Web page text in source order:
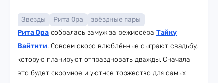
Звезды Рита Ора
звёздные пары
Рита Ора собралась замуж за режиссёра Тайку
Вайтити. Совсем скоро влюблённые сыграют свадьбу,
которую планируют отпраздновать дважды. Сначала
это будет скромное и уютное торжество для самых